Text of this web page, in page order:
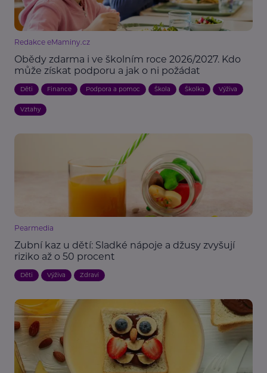
Redakce eMaminy.cz
Obědy zdarma i ve školním roce 2026/2027. Kdo
může získat podporu a jak o ni požádat
Děti Finance Podpora a pomoc Škola Školka Výživa
Vztahy
Pearmedia
Zubní kaz u dětí: Sladké nápoje a džusy zvyšují
riziko až o 50 procent
Děti Výživa Zdraví